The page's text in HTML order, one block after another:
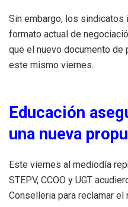
Sin embargo, los sindicatos
formato actual de
que el nuevo documento
este mismo viernes.
Educación
una nueva
Este viernes al mediodía
STEPV, CCOO y UGT
Conselleria para reclamar